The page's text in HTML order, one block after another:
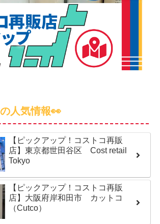
人気情報👀
【ピックアップ！コストコ再販
店】東京都世田谷区 Cost retail
Tokyo
【ピックアップ！コストコ再販
店】大阪府岸和田市 カットコ
（Cutco）